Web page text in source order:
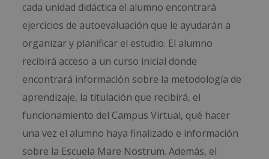
cada unidad didáctica el alumno encontrará
ejercicios de autoevaluación que le ayudarán a
organizar y planificar el estudio. El alumno
recibirá acceso a un curso inicial donde
encontrará información sobre la metodología de
aprendizaje, la titulación que recibirá, el
funcionamiento del Campus Virtual, qué hacer
una vez el alumno haya finalizado e información
sobre la Escuela Mare Nostrum. Además, el